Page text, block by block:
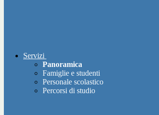
Servizi
Panoramica
Famiglie e studenti
Personale scolastico
Percorsi di studio